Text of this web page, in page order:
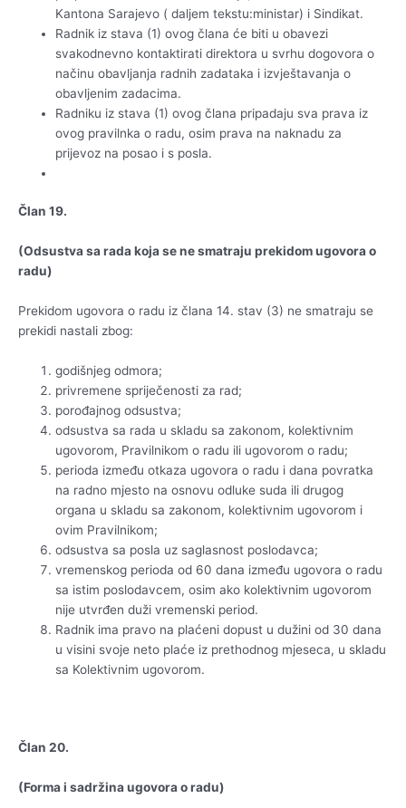
Kantona Sarajevo ( daljem tekstu:ministar) i Sindikat.
Radnik iz stava (1) ovog člana će biti u obavezi
svakodnevno kontaktirati direktora u svrhu dogovora o
načinu obavljanja radnih zadataka i izvještavanja o
obavljenim zadacima.
Radniku iz stava (1) ovog člana pripadaju sva prava iz
ovog pravilnka o radu, osim prava na naknadu za
prijevoz na posao i s posla.
Član 19.
(Odsustva sa rada koja se ne smatraju prekidom ugovora o
radu)
Prekidom ugovora o radu iz člana 14. stav (3) ne smatraju se
prekidi nastali zbog:
godišnjeg odmora;
privremene spriječenosti za rad;
porođajnog odsustva;
odsustva sa rada u skladu sa zakonom, kolektivnim
ugovorom, Pravilnikom o radu ili ugovorom o radu;
perioda između otkaza ugovora o radu i dana povratka
na radno mjesto na osnovu odluke suda ili drugog
organa u skladu sa zakonom, kolektivnim ugovorom i
ovim Pravilnikom;
odsustva sa posla uz saglasnost poslodavca;
vremenskog perioda od 60 dana između ugovora o radu
sa istim poslodavcem, osim ako kolektivnim ugovorom
nije utvrđen duži vremenski period.
Radnik ima pravo na plaćeni dopust u dužini od 30 dana
u visini svoje neto plaće iz prethodnog mjeseca, u skladu
sa Kolektivnim ugovorom.
Član 20.
(Forma i sadržina ugovora o radu)